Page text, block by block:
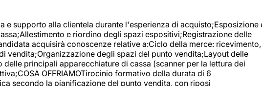
supporto alla clientela durante l'esperienza di acquisto;Esposizione
e riordino degli spazi espositivi;Registrazione delle
acquisirà conoscenze relative a:Ciclo della merce: ricevimento,
vendita;Organizzazione degli spazi del punto vendita;Layout delle
principali apparecchiature di cassa (scanner per la lettura dei
OFFRIAMOTirocinio formativo della durata di 6
secondo la pianificazione del punto vendita, con riposi